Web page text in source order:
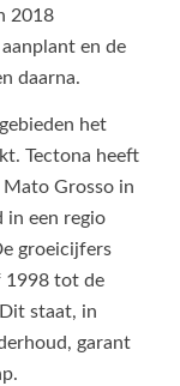
2018
en de
daarna.
het
Tectona heeft
Grosso in
in een regio
groeicijfers
1998 tot de
staat, in
garant